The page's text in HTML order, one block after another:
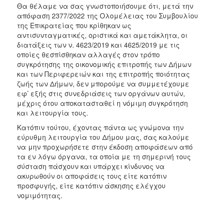
Θα θέλαμε να σας γνωστοποιήσουμε ότι, μετά την
απόφαση 2377/2022 της Ολομέλειας του Συμβουλίου
της Επικρατείας που κρίθηκαν ως
αντισυνταγματικές, οριστικά και αμετάκλητα, οι
διατάξεις των ν. 4623/2019 και 4625/2019 με τις
οποίες θεσπίσθηκαν αλλαγές στον τρόπο
συγκρότησης της οικονομικής επιτροπής των Δήμων
και των Περιφερειών και της επιτροπής ποιότητας
ζωής των Δήμων, δεν μπορούμε να συμμετέχουμε
εφ’ εξής στις συνεδριάσεις των οργάνων αυτών,
μέχρις ότου αποκατασταθεί η νόμιμη συγκρότηση
και λειτουργία τους.
Κατόπιν τούτου, έχοντας πάντα ως γνώμονα την
εύρυθμη λειτουργία του Δήμου μας, σας καλούμε
να μην προχωρήσετε στην έκδοση αποφάσεων από
τα εν λόγω όργανα, τα οποία με τη σημερινή τους
σύσταση πάσχουν και υπάρχει κίνδυνος να
ακυρωθούν οι αποφάσεις τους είτε κατόπιν
προσφυγής, είτε κατόπιν άσκησης ελέγχου
νομιμότητας.